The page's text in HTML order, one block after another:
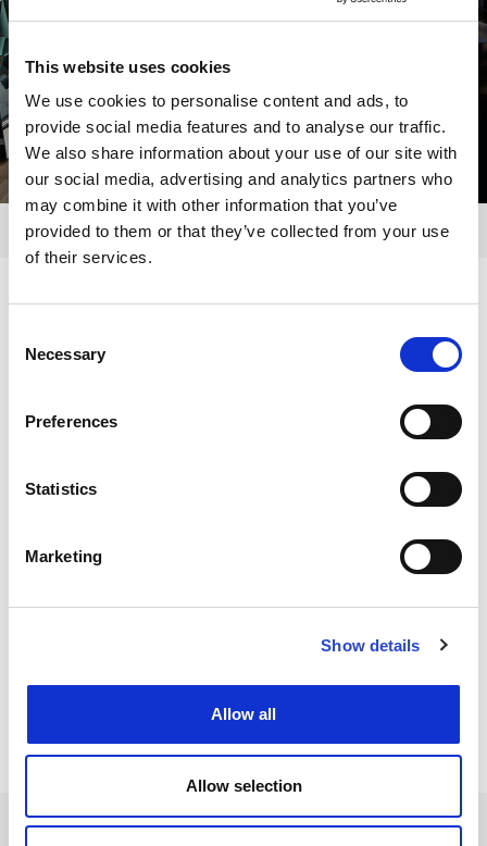
This website uses cookies
We use cookies to personalise content and ads, to
provide social media features and to analyse our traffic.
We also share information about your use of our site with
our social media, advertising and analytics partners who
may combine it with other information that you’ve
provided to them or that they’ve collected from your use
of their services.
Selection
Necessary
Preferences
Statistics
Marketing
Show details
Allow all
Allow selection
ΔΕΙΤΕ ΕΠΙΣΗΣ
ΒΡΑΒΕΙΑ